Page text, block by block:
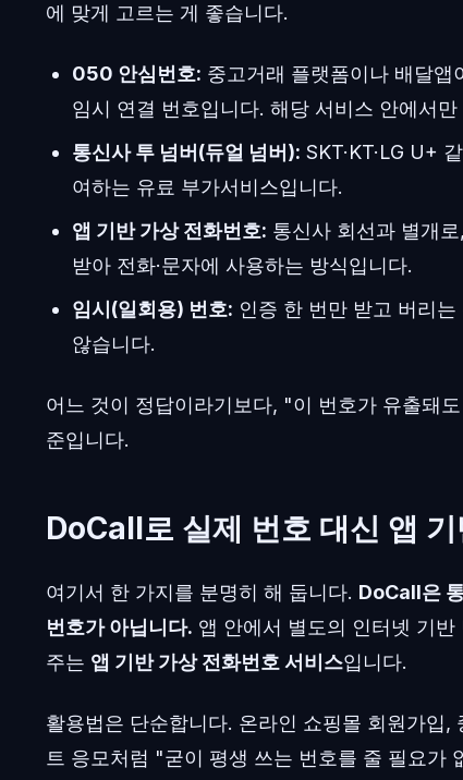
에 맞게 고르는 게 좋습니다.
050 안심번호: 중고거래 플랫폼이나 배달
임시 연결 번호입니다. 해당 서비스 안에서만
통신사 투 넘버(듀얼 넘버): SKT·KT·LG U+
여하는 유료 부가서비스입니다.
앱 기반 가상 전화번호: 통신사 회선과 별개
받아 전화·문자에 사용하는 방식입니다.
임시(일회용) 번호: 인증 한 번만 받고 버리
않습니다.
어느 것이 정답이라기보다, "이 번호가 유출돼
준입니다.
DoCall로 실제 번호 대신 앱
여기서 한 가지를 분명히 해 둡니다. DoCall은
번호가 아닙니다. 앱 안에서 별도의 인터넷 기
주는 앱 기반 가상 전화번호 서비스입니다.
활용법은 단순합니다. 온라인 쇼핑몰 회원가입,
트 응모처럼 "굳이 평생 쓰는 번호를 줄 필요가